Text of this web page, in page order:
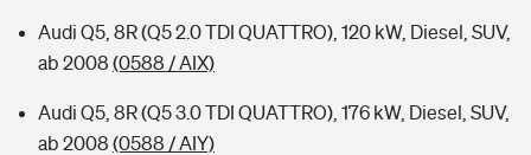
Kinderunfall-Check: Mehr Sicherheit für deine Kids
Typklassen: So ist Ihr Auto eingestuft
Audi Q5, 8R (Q5 2.0 TDI QUATTRO), 120 kW, Diesel, SUV,
ab 2008 (0588 / AIX)
Audi Q5, 8R (Q5 3.0 TDI QUATTRO), 176 kW, Diesel, SUV,
ab 2008 (0588 / AIY)